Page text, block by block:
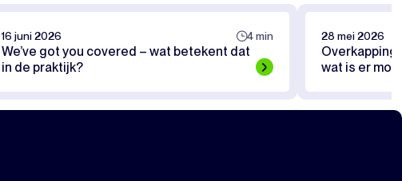
16 juni 2026 4 min
We’ve got you covered – wat betekent dat
in de praktijk?
28 mei 2026
Overkapping
wat is er